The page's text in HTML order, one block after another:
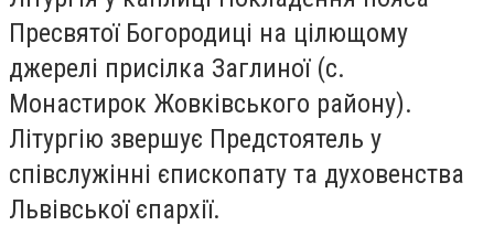
Пресвятої Богородиці на цілющому
джерелі присілка Заглиної (с.
Монастирок Жовківського району).
Літургію звершує Предстоятель у
співслужінні єпископату та духовенства
Львівської єпархії.